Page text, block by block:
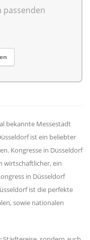
passenden
bekannte Messestadt
ist ein beliebter
Kongresse in Düsseldorf
wirtschaftlicher, ein
in Düsseldorf
ist die perfekte
sowie nationalen